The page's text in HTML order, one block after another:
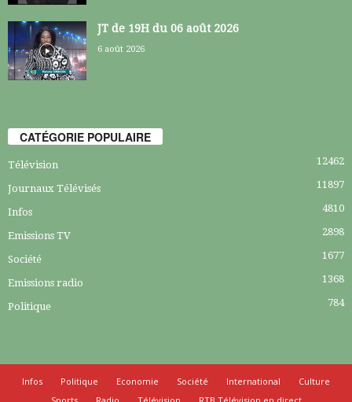
JT de 19H du 06 août 2026
6 août 2026
CATÉGORIE POPULAIRE
Télévision 12462
Journaux Télévisés 11897
Infos 4810
Emissions TV 2898
Société 1677
Emissions radio 1368
Politique 784
Infos Politique Economie Société International
Culture